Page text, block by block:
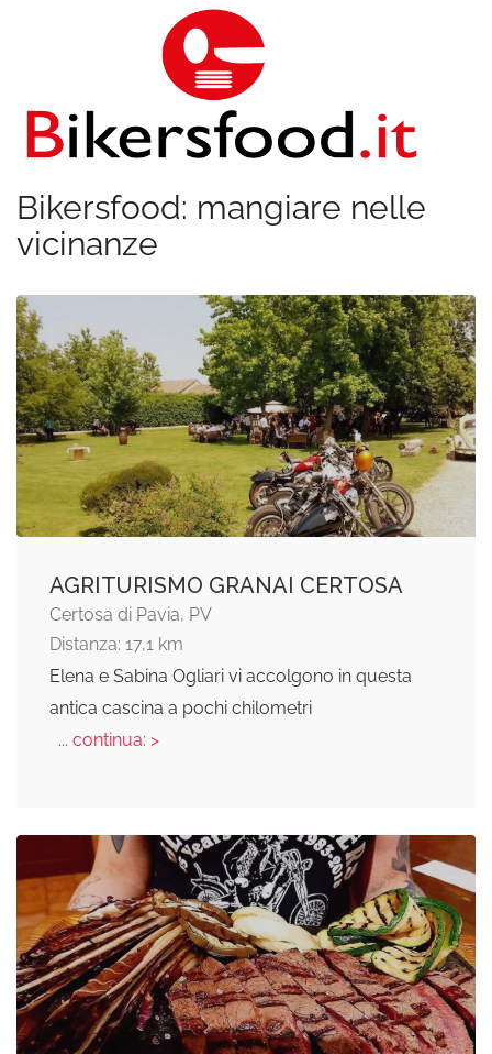
Bikersfood: mangiare nelle
vicinanze
AGRITURISMO GRANAI CERTOSA
Certosa di Pavia, PV
Distanza: 17,1 km
Elena e Sabina Ogliari vi accolgono in questa
antica cascina a pochi chilometri
... continua: >